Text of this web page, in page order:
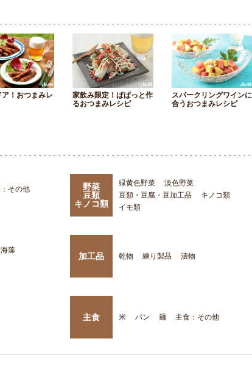
ア！おつまみレ
家飲み限定！ぱぱっと作
るおつまみレシピ
スパークリングワインに
合うおつまみレシピ
その他
野菜
豆類
キノコ類
緑黄色野菜
淡色野菜
豆類・豆腐・豆加工品
キノコ類
イモ類
海藻
加工品 乾物 練り製品 漬物
主食 米 パン 麺 主食：その他